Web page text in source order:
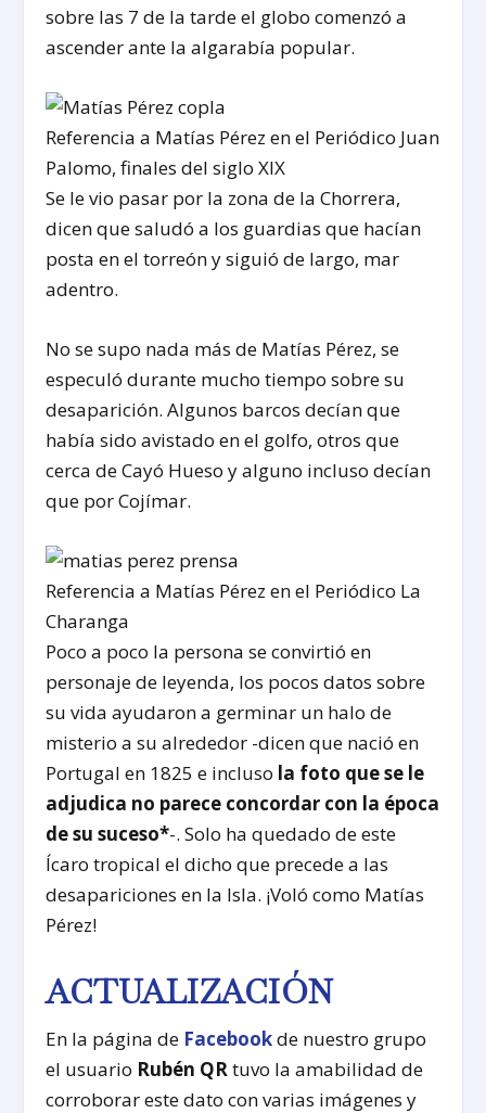
sobre las 7 de la tarde el globo comenzó a
ascender ante la algarabía popular.
Referencia a Matías Pérez en el Periódico Juan
Palomo, finales del siglo XIX
Se le vio pasar por la zona de la Chorrera,
dicen que saludó a los guardias que hacían
posta en el torreón y siguió de largo, mar
adentro.
No se supo nada más de Matías Pérez, se
especuló durante mucho tiempo sobre su
desaparición. Algunos barcos decían que
había sido avistado en el golfo, otros que
cerca de Cayó Hueso y alguno incluso decían
que por Cojímar.
Referencia a Matías Pérez en el Periódico La
Charanga
Poco a poco la persona se convirtió en
personaje de leyenda, los pocos datos sobre
su vida ayudaron a germinar un halo de
misterio a su alrededor -dicen que nació en
Portugal en 1825 e incluso la foto que se le
adjudica no parece concordar con la época
de su suceso*-. Solo ha quedado de este
Ícaro tropical el dicho que precede a las
desapariciones en la Isla. ¡Voló como Matías
Pérez!
ACTUALIZACIÓN
En la página de Facebookde nuestro grupo
el usuario Rubén QRtuvo la amabilidad de
corroborar este dato con varias imágenes y